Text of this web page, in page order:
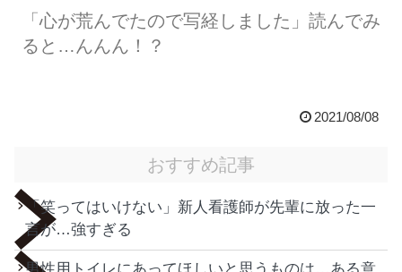
「心が荒んでたので写経しました」読んでみ
ると…んんん！？
2021/08/08
おすすめ記事
「笑ってはいけない」新人看護師が先輩に放った一
言が…強すぎる